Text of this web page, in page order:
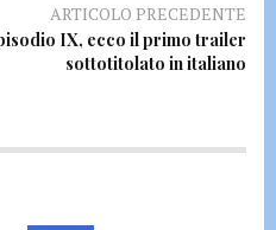
ARTICOLO PRECEDENTE
IX, ecco il primo trailer
sottotitolato in italiano